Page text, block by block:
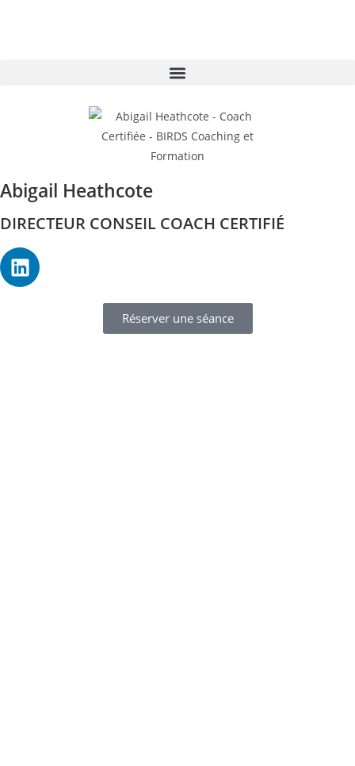
Abigail Heathcote
DIRECTEUR CONSEIL COACH CERTIFIÉ
Réserver une séance